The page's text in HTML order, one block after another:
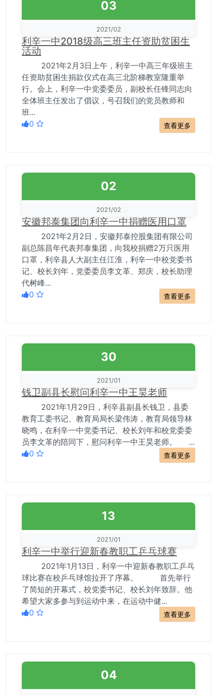
03
2021/02
利辛一中2018级高三班主任资助贫困生
活动
2021年2月3日上午，利辛一中高三年级班主
任资助贫困生捐款仪式在高三北阶梯教室隆重举
行。会上，利辛一中党委委员，副校长任锋同志向
全体班主任发出了倡议，号召我们的党员教师和
班...
0
查看更多
02
2021/02
安徽邦泰集团向利辛一中捐赠医用口罩
2021年2月2日，安徽邦泰控股集团有限公司
副总陈昌年代表邦泰集团，向我校捐赠2万只医用
口罩，利辛县人大副主任江淮，利辛一中校党委书
记、校长刘年，党委委员李文革、郑庆，校长助理
代树峰...
0
查看更多
30
2021/01
钱卫副县长慰问利辛一中王昊老师
2021年1月29日，利辛县副县长钱卫，县委
教育工委书记、教育局局长梁伟涛，教育局领导林
晓鸣，在利辛一中党委书记、校长刘年和校党委委
员李文革的陪同下，慰问利辛一中王昊老师。 ...
0
查看更多
13
2021/01
利辛一中举行迎新春教职工乒乓球赛
2021年1月13日，利辛一中迎新春教职工乒乓
球比赛在校乒乓球馆拉开了序幕。 首先举行
了简短的开幕式，校党委书记、校长刘年致辞。他
希望大家多参与到运动中来，在运动中健...
0
查看更多
04